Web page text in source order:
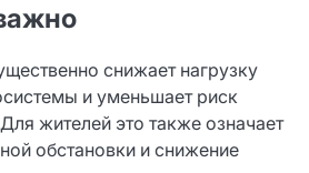
снижает нагрузку
и уменьшает риск
жителей это также означает
обстановки и снижение